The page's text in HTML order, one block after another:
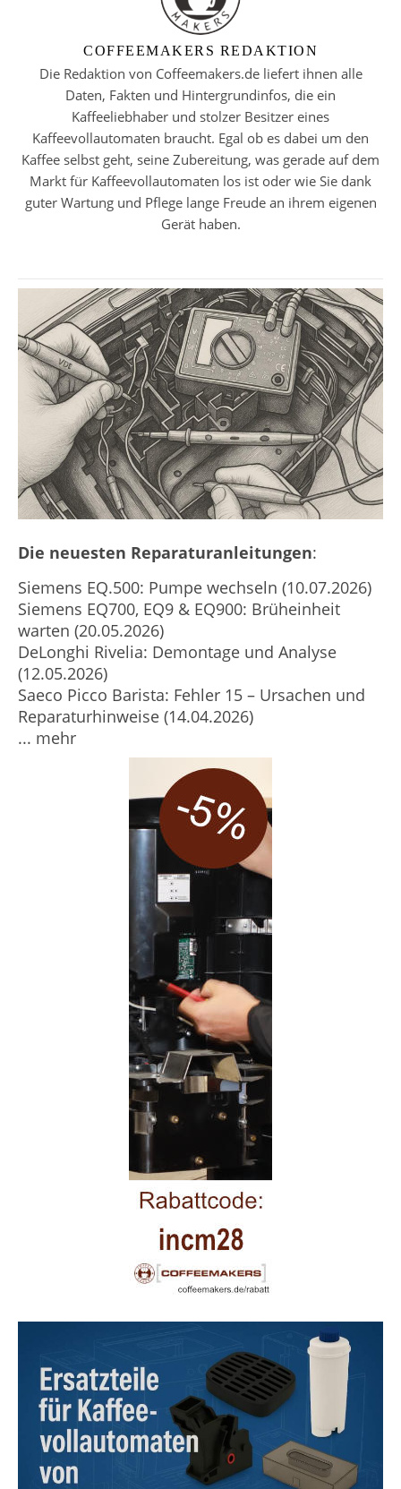
COFFEEMAKERS REDAKTION
Die Redaktion von Coffeemakers.de liefert ihnen alle
Daten, Fakten und Hintergrundinfos, die ein
Kaffeeliebhaber und stolzer Besitzer eines
Kaffeevollautomaten braucht. Egal ob es dabei um den
Kaffee selbst geht, seine Zubereitung, was gerade auf dem
Markt für Kaffeevollautomaten los ist oder wie Sie dank
guter Wartung und Pflege lange Freude an ihrem eigenen
Gerät haben.
Die neuesten Reparaturanleitungen:
Siemens EQ.500: Pumpe wechseln (10.07.2026)
Siemens EQ700, EQ9 & EQ900: Brüheinheit
warten (20.05.2026)
DeLonghi Rivelia: Demontage und Analyse
(12.05.2026)
Saeco Picco Barista: Fehler 15 – Ursachen und
Reparaturhinweise (14.04.2026)
... mehr